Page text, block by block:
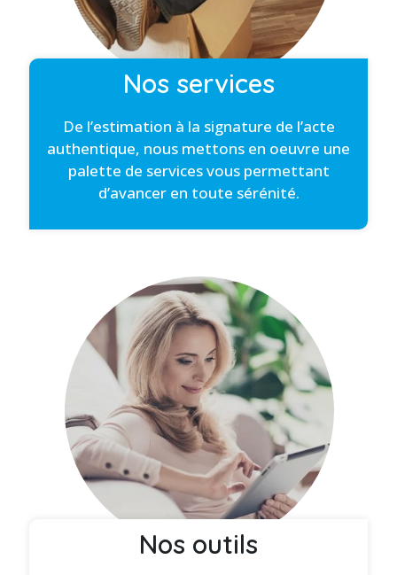
Nos services
De l’estimation à la signature de l’acte
authentique, nous mettons en oeuvre une
palette de services vous permettant
d’avancer en toute sérénité.
Nos outils